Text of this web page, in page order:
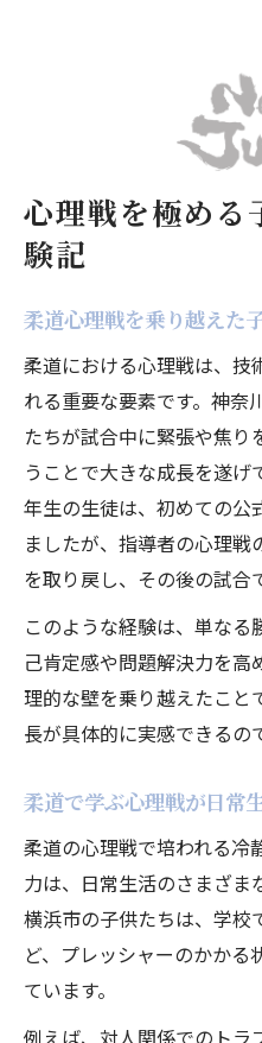
心理戦を極める
験記
柔道心理戦を乗り越えた
柔道における心理戦は、技
れる重要な要素です。神奈
たちが試合中に緊張や焦
うことで大きな成長を遂げ
年生の生徒は、初めての公
ましたが、指導者の心理
を取り戻し、その後の試合
このような経験は、単なる
己肯定感や問題解決力を高
理的な壁を乗り越えたこと
長が具体的に実感できるの
柔道で学ぶ心理戦が日常
柔道の心理戦で培われる冷
力は、日常生活のさまざま
横浜市の子供たちは、学校
ど、プレッシャーのかかる
ています。